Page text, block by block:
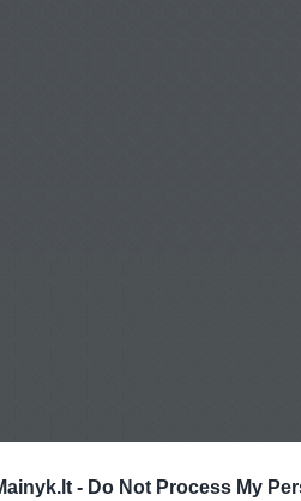
- Do Not Process My